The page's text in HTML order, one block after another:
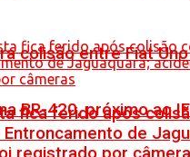
colisão entre Fiat
BR-420, próximo ao
fica ferido após
de